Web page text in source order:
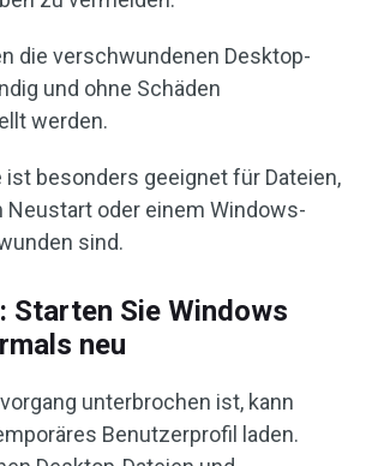
die verschwundenen Desktop-
und ohne Schäden
werden.
ist besonders geeignet für Dateien,
Neustart oder einem Windows-
sind.
Starten Sie Windows
neu
unterbrochen ist, kann
Benutzerprofil laden.